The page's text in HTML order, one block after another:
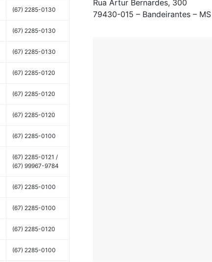
(67) 2285-0130
(67) 2285-0130
(67) 2285-0130
(67) 2285-0120
(67) 2285-0120
(67) 2285-0120
(67) 2285-0100
(67) 2285-0121 /
(67) 99967-9784
(67) 2285-0100
(67) 2285-0100
(67) 2285-0120
(67) 2285-0100
Rua Artur Bernardes, 300
79430-015 – Bandeirantes – MS